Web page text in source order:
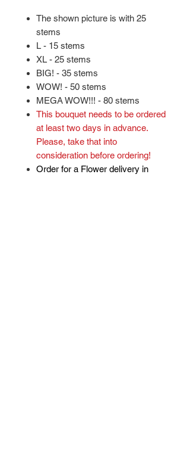
The shown picture is with 25
stems
L - 15 stems
XL - 25 stems
BIG! - 35 stems
WOW! - 50 stems
MEGA WOW!!! - 80 stems
This bouquet needs to be ordered
at least two days in advance.
Please, take that into
consideration before ordering!
Order for a Flower delivery in